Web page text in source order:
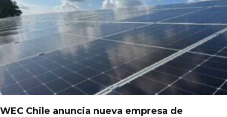
WEC Chile anuncia nueva empresa de